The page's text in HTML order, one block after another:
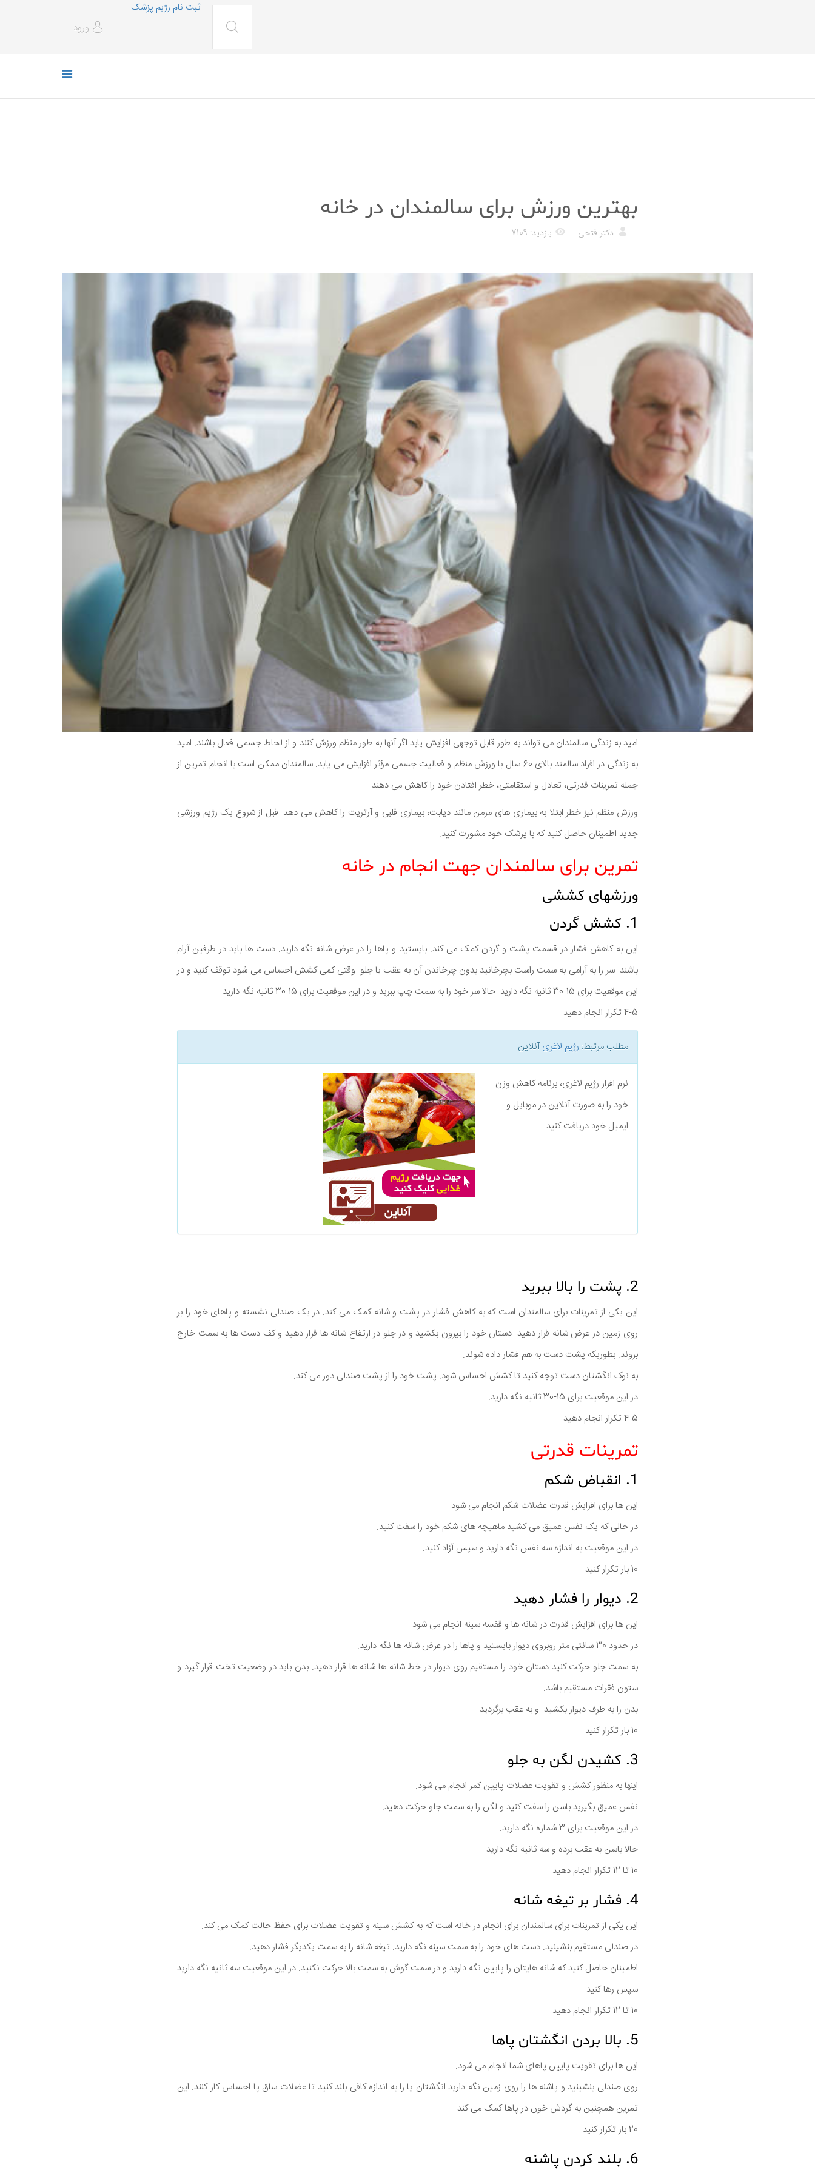
ثبت نام رژیم پزشک
ورود
بهترین ورزش برای سالمندان در خانه
دکتر فتحی بازدید: 7109
امید به زندگی سالمندان می تواند به طور قابل توجهی افزایش یابد اگر آنها به طور منظم ورزش کنند و از لحاظ جسمی فعال باشند. امید
به زندگی در افراد سالمند بالای 60 سال با ورزش منظم و فعالیت جسمی مؤثر افزایش می یابد. سالمندان ممکن است با انجام تمرین از
جمله تمرینات قدرتی، تعادل و استقامتی، خطر افتادن خود را کاهش می دهند.
ورزش منظم نیز خطر ابتلا به بیماری های مزمن مانند دیابت، بیماری قلبی و آرتریت را کاهش می دهد. قبل از شروع یک رژیم ورزشی
جدید اطمینان حاصل کنید که با پزشک خود مشورت کنید.
تمرین برای سالمندان جهت انجام در خانه
ورزشهای کششی
1. کشش گردن
این به کاهش فشار در قسمت پشت و گردن کمک می کند. بایستید و پاها را در عرض شانه نگه دارید. دست ها باید در طرفین آرام
باشند. سر را به آرامی به سمت راست بچرخانید بدون چرخاندن آن به عقب یا جلو. وقتی کمی کشش احساس می شود توقف کنید و در
این موقعیت برای 15-30 ثانیه نگه دارید. حالا سر خود را به سمت چپ ببرید و در این موقعیت برای 15-30 ثانیه نگه دارید.
4-5 تکرار انجام دهید
مطلب مرتبط: رژیم لاغریآنلاین
نرم افزار رژیم لاغری، برنامه کاهش وزن
خود را به صورت آنلاین در موبایل و
ایمیل خود دریافت کنید
2. پشت را بالا ببرید
این یکی از تمرینات برای سالمندان است که به کاهش فشار در پشت و شانه کمک می کند. در یک صندلی نشسته و پاهای خود را بر
روی زمین در عرض شانه قرار دهید. دستان خود را بیرون بکشید و در جلو در ارتفاع شانه ها قرار دهید و کف دست ها به سمت خارج
بروند. بطوریکه پشت دست به هم فشار داده شوند.
به نوک انگشتان دست توجه کنید تا کشش احساس شود. پشت خود را از پشت صندلی دور می کند.
در این موقعیت برای 15-30 ثانیه نگه دارید.
4-5 تکرار انجام دهید.
تمرینات قدرتی
1. انقباض شکم
این ها برای افزایش قدرت عضلات شکم انجام می شود.
در حالی که یک نفس عمیق می کشید ماهیچه های شکم خود را سفت کنید.
در این موقعیت به اندازه سه نفس نگه دارید و سپس آزاد کنید.
10 بار تكرار كنيد.
2. دیوار را فشار دهید
این ها برای افزایش قدرت در شانه ها و قفسه سینه انجام می شود.
در حدود 30 سانتی متر روبروی دیوار بایستید و پاها را در عرض شانه ها نگه دارید.
به سمت جلو حرکت کنید دستان خود را مستقیم روی دیوار در خط شانه ها شانه ها قرار دهید. بدن باید در وضعیت تخت قرار گیرد و
ستون فقرات مستقیم باشد.
بدن را به طرف دیوار بکشید. و به عقب برگردید.
10 بار تكرار كنيد
3. کشیدن لگن به جلو
اینها به منظور کشش و تقویت عضلات پایین کمر انجام می شود.
نفس عمیق بگیرید باسن را سفت کنید و لگن را به سمت جلو حرکت دهید.
در این موقعیت برای 3 شماره نگه دارید.
حالا باسن به عقب برده و سه ثانیه نگه دارید
10 تا 12 تکرار انجام دهید
4. فشار بر تیغه شانه
این یکی از تمرینات برای سالمندان برای انجام در خانه است که به کشش سینه و تقویت عضلات برای حفظ حالت کمک می کند.
در صندلی مستقیم بنشینید. دست های خود را به سمت سینه نگه دارید. تیغه شانه را به سمت یکدیگر فشار دهید.
اطمینان حاصل کنید که شانه هایتان را پایین نگه دارید و در سمت گوش به سمت بالا حرکت نکنید. در این موقعیت سه ثانیه نگه دارید
سپس رها کنید.
10 تا 12 تکرار انجام دهید
5. بالا بردن انگشتان پاها
این ها برای تقویت پایین پاهای شما انجام می شود.
روی صندلی بنشینید و پاشنه ها را روی زمین نگه دارید انگشتان پا را به اندازه کافی بلند کنید تا عضلات ساق پا احساس کار کنند. این
تمرین همچنین به گردش خون در پاها کمک می کند.
20 بار تكرار كنيد
6. بلند کردن پاشنه